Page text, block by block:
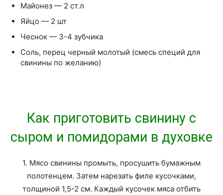
Майонез — 2 ст.л
Яйцо — 2 шт
Чеснок — 3-4 зубчика
Соль, перец черный молотый (смесь специй для
свинины по желанию)
Как приготовить свинину с
сыром и помидорами в духовке
1. Мясо свинины промыть, просушить бумажным
полотенцем. Затем нарезать филе кусочками,
толщиной 1,5-2 см. Каждый кусочек мяса отбить